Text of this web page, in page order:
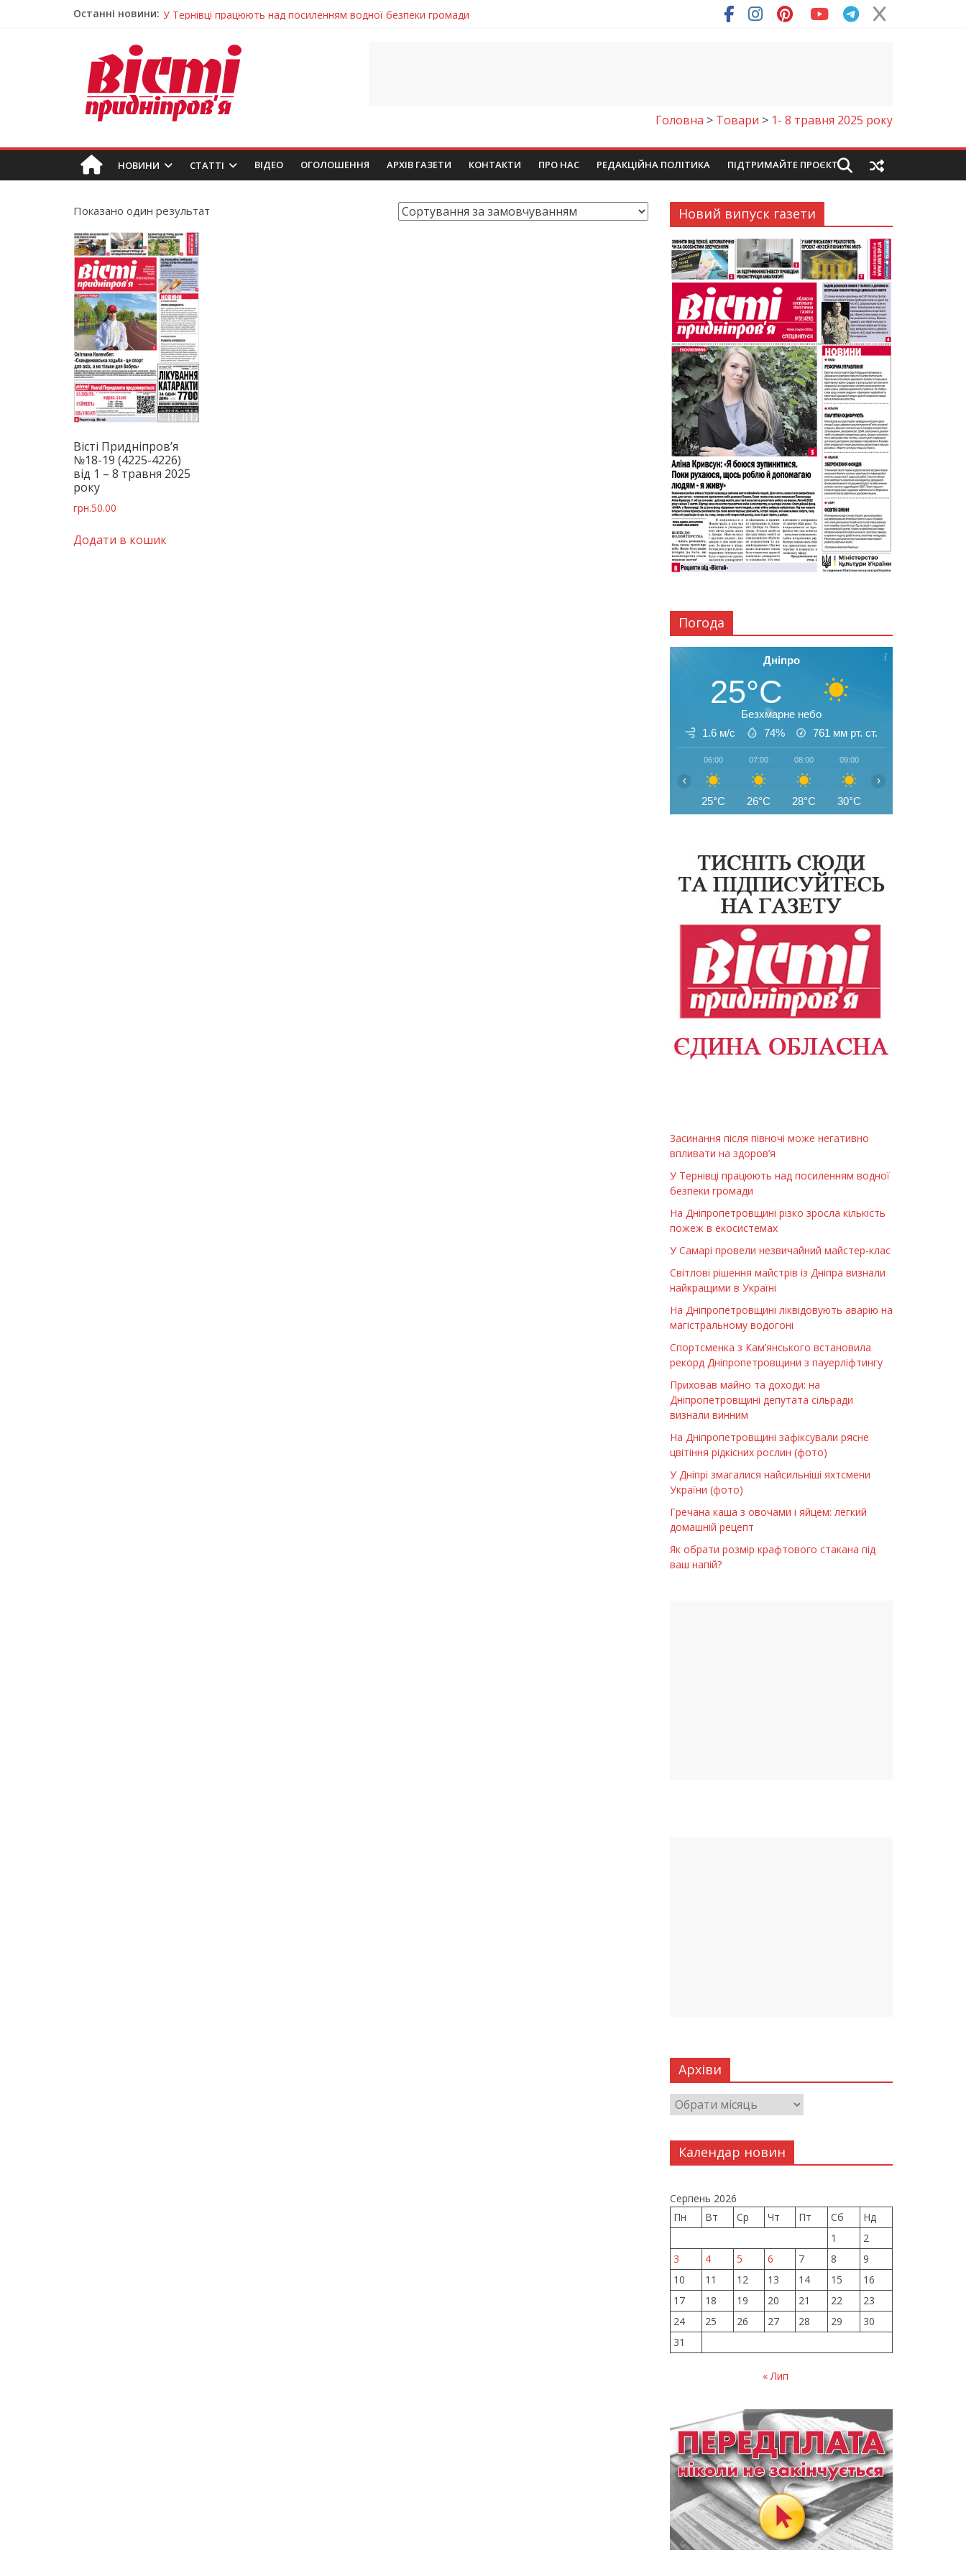
Останні новини: У Тернівці працюють над посиленням водної безпеки громади
У Самарі провели незвичайний майстер-клас
Світлові рішення майстрів із Дніпра визнали найкращими в Україні
Засинання після півночі може негативно впливати на здоров’я
Головна > Товари > 1- 8 травня 2025 року
НОВИНИ СТАТТІ ВIДЕО ОГОЛОШЕННЯ АРХІВ ГАЗЕТИ КОНТАКТИ ПРО НАС РЕДАКЦІЙНА ПОЛІТИКА ПІДТРИМАЙТЕ ПРОЄКТ
Показано один результат
Вісті Придніпров’я
№18-19 (4225-4226)
від 1 – 8 травня 2025
року
грн.50.00
Додати в кошик
Новий випуск газети
Погода
Дніпро
25°C
Безхмарне небо
1.6 м/с
74% 761 мм рт. ст.
06:00
25°C
07:00
26°C
08:00
28°C
09:00
30°C
‹ ›
Засинання після півночі може негативно
впливати на здоров’я
У Тернівці працюють над посиленням водної
безпеки громади
На Дніпропетровщині різко зросла кількість
пожеж в екосистемах
У Самарі провели незвичайний майстер-клас
Світлові рішення майстрів із Дніпра визнали
найкращими в Україні
На Дніпропетровщині ліквідовують аварію на
магістральному водогоні
Спортсменка з Кам’янського встановила
рекорд Дніпропетровщини з пауерліфтингу
Приховав майно та доходи: на
Дніпропетровщині депутата сільради
визнали винним
На Дніпропетровщині зафіксували рясне
цвітіння рідкісних рослин (фото)
У Дніпрі змагалися найсильніші яхтсмени
України (фото)
Гречана каша з овочами і яйцем: легкий
домашній рецепт
Як обрати розмір крафтового стакана під
ваш напій?
Архіви
Календар новин
Серпень 2026
Пн
Вт Ср Чт Пт Сб
Нд
1
2
3
4 5 6 7 8
9
10
11 12 13 14 15
16
17
18 19 20 21 22
23
24
25 26 27 28 29
30
31
« Лип